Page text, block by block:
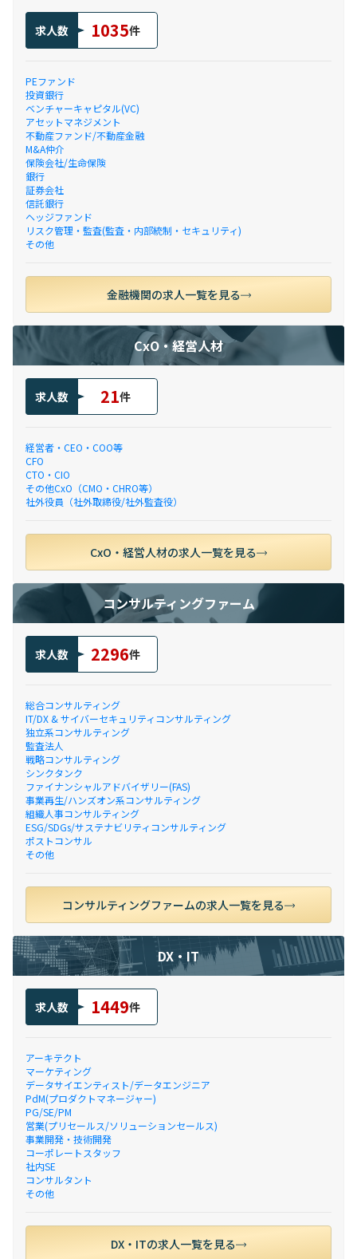
求人数 1035件
PEファンド
投資銀行
ベンチャーキャピタル(VC)
アセットマネジメント
不動産ファンド/不動産金融
M&A仲介
保険会社/生命保険
銀行
証券会社
信託銀行
ヘッジファンド
リスク管理・監査(監査・内部統制・セキュリティ)
その他
金融機関の求人一覧を見る
CxO・経営人材
求人数 21件
経営者・CEO・COO等
CFO
CTO・CIO
その他CxO（CMO・CHRO等）
社外役員（社外取締役/社外監査役）
CxO・経営人材の求人一覧を見る
コンサルティングファーム
求人数 2296件
総合コンサルティング
IT/DX & サイバーセキュリティコンサルティング
独立系コンサルティング
監査法人
戦略コンサルティング
シンクタンク
ファイナンシャルアドバイザリー(FAS)
事業再生/ハンズオン系コンサルティング
組織人事コンサルティング
ESG/SDGs/サステナビリティコンサルティング
ポストコンサル
その他
コンサルティングファームの求人一覧を見る
DX・IT
求人数 1449件
アーキテクト
マーケティング
データサイエンティスト/データエンジニア
PdM(プロダクトマネージャー)
PG/SE/PM
営業(プリセールス/ソリューションセールス)
事業開発・技術開発
コーポレートスタッフ
社内SE
コンサルタント
その他
DX・ITの求人一覧を見る